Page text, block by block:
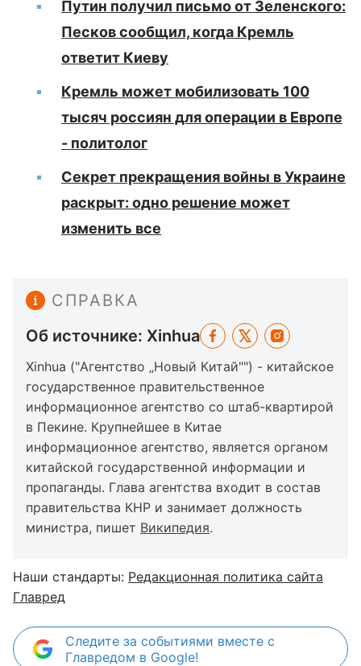
Путин получил письмо от Зеленского:
Песков сообщил, когда Кремль
ответит Киеву
Кремль может мобилизовать 100
тысяч россиян для операции в Европе
- политолог
Секрет прекращения войны в Украине
раскрыт: одно решение может
изменить все
СПРАВКА
Об источнике: Xinhua
Xinhua ("Агентство „Новый Китай"") - китайское
государственное правительственное
информационное агентство со штаб-квартирой
в Пекине. Крупнейшее в Китае
информационное агентство, является органом
китайской государственной информации и
пропаганды. Глава агентства входит в состав
правительства КНР и занимает должность
министра, пишет Википедия.
Наши стандарты: Редакционная политика сайта
Главред
Следите за событиями вместе с
Главредом в Google!